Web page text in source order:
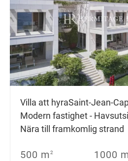
Villa att hyraSaint-Jean-
Modern fastighet -
Nära till framkomlig strand
500 m2 1000